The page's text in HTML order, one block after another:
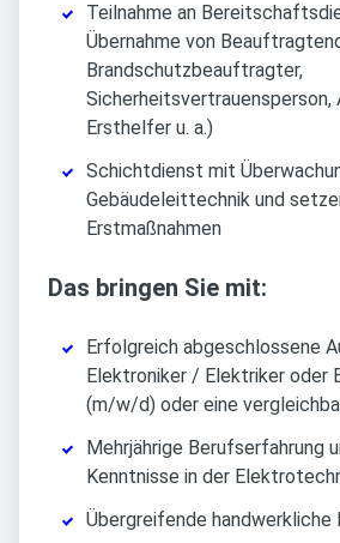
Teilnahme an
Übernahme von
Brandschutzbeauftragter,
Sicherheitsvertrauensperson,
Ersthelfer u. a.)
Schichtdienst mit
Gebäudeleittechnik und
Erstmaßnahmen
Das bringen Sie mit:
Erfolgreich abgeschlossene
Elektroniker / Elektriker oder
(m/w/d) oder eine
Mehrjährige Berufserfahrung
Kenntnisse in der
Übergreifende handwerkliche